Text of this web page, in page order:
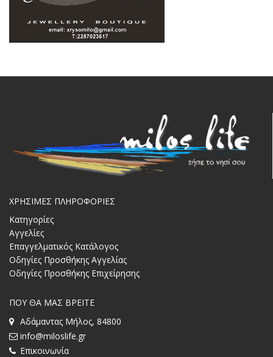
ΧΡΗΣΙΜΕΣ ΠΛΗΡΟΦΟΡΙΕΣ
Κατηγορίες
Αγγελίες
Επαγγελματικός Κατάλογος
Οδηγίες Προσθήκης Αγγελίας
Οδηγίες Προσθήκης Επιχείρησης
ΠΟΥ ΘΑ ΜΑΣ ΒΡΕΙΤΕ
Αδάμαντας Μήλος, 84800
info@miloslife.gr
Επικοινωνία